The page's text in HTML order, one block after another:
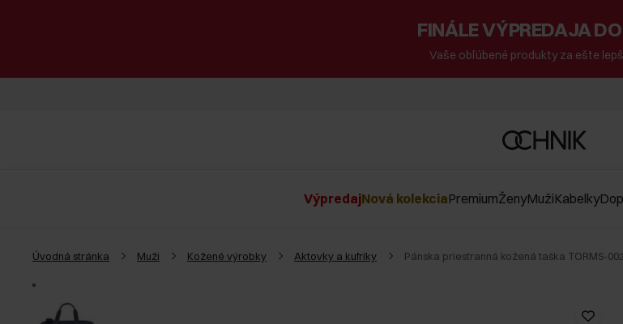
FINÁLE VÝPREDAJA
Vaše obľúbené produkty za ešte
VýpredajNová kolekciaPremiumŽenyMužiKabelky
Úvodná stránka Muži Kožené výrobky Aktovky a kufríky Pánska priestranná kožená taška TORMS-